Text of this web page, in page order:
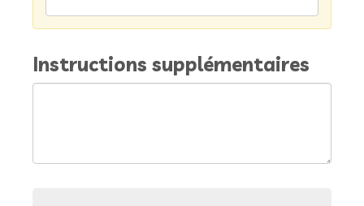
Instructions supplémentaires